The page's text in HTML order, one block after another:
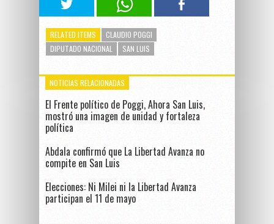
RELATED ITEMS
CLAUDIO POGGI
DIPUTADO NACIONAL
SAN LUIS
NOTICIAS RELACIONADAS
El Frente político de Poggi, Ahora San Luis,
mostró una imagen de unidad y fortaleza
política
Abdala confirmó que La Libertad Avanza no
compite en San Luis
Elecciones: Ni Milei ni la Libertad Avanza
participan el 11 de mayo